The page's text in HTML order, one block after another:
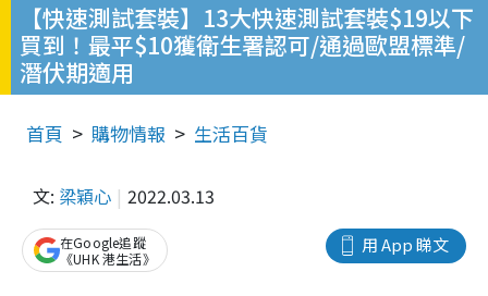
【快速測試套裝】13大快速測試套裝$19以下
買到！最平$10獲衛生署認可/通過歐盟標準/
潛伏期適用
首頁 購物情報 生活百貨
文: 梁穎心 2022.03.13
用 App 睇文
在Google追蹤
《UHK 港生活》